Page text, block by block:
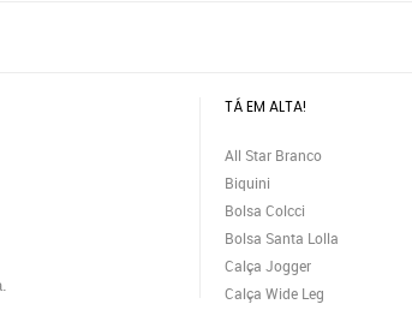
TÁ EM ALTA!
All Star Branco
Biquini
Bolsa Colcci
Bolsa Santa Lolla
Calça Jogger
Calça Wide Leg